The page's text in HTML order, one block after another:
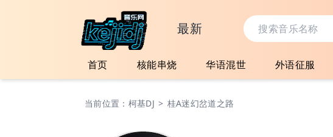
最新
首页 核能串烧 华语混世 外语征服
当前位置： 柯基DJ > 桂A迷幻岔道之路